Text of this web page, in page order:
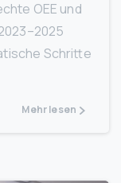
OEE und
Schritte
Mehr lesen